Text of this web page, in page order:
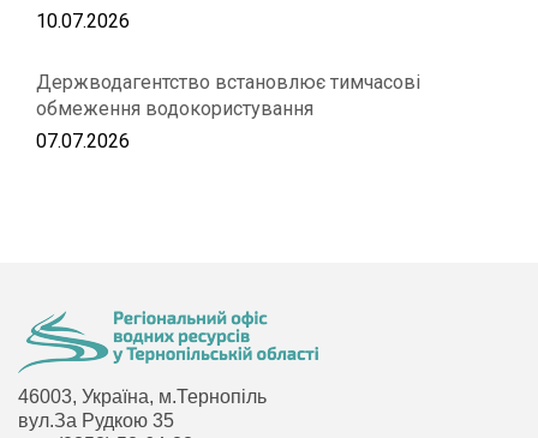
10.07.2026
Держводагентство встановлює тимчасові
обмеження водокористування
07.07.2026
46003, Україна, м.Тернопіль
вул.За Рудкою 35